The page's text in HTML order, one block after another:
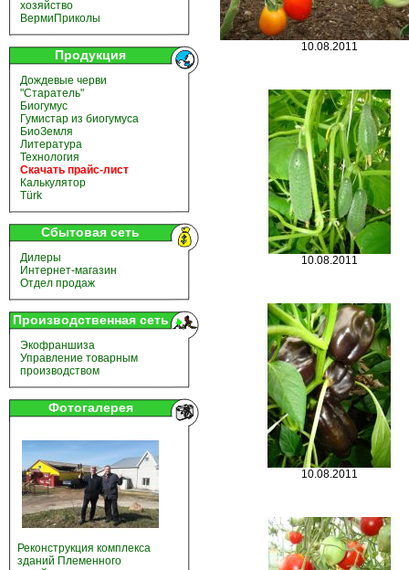
хозяйство
ВермиПриколы
Продукция
Дождевые черви
"Старатель"
Биогумус
Гумистар из биогумуса
БиоЗемля
Литература
Технология
Скачать прайс-лист
Калькулятор
Türk
Сбытовая сеть
Дилеры
Интернет-магазин
Отдел продаж
Производственная сеть
Экофраншиза
Управление товарным
производством
Фотогалерея
Реконструкция комплекса
зданий Племенного
10.08.2011
10.08.2011
10.08.2011